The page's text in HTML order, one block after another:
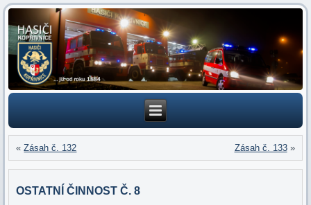
«Zásah č. 132 Zásah č. 133»
OSTATNÍ ČINNOST Č. 8